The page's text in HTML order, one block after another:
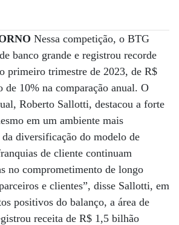
Nessa competição, o BTG
banco grande e registrou recorde
primeiro trimestre de 2023, de R$
de 10% na comparação anual. O
Roberto Sallotti, destacou a forte
em um ambiente mais
diversificação do modelo de
de cliente continuam
no comprometimento de longo
e clientes”, disse Sallotti, em
positivos do balanço, a área de
receita de R$ 1,5 bilhão